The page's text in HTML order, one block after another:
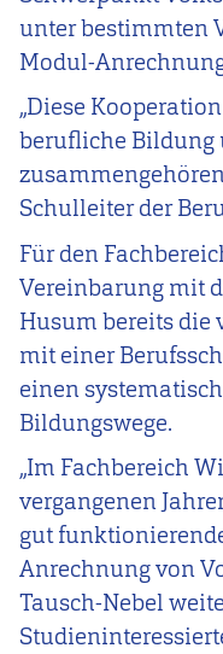
unter bestimmten
Modul-
„Diese
berufliche Bildung
Schulleiter der
Für den
Vereinbarung mit
Husum bereits die
mit einer
einen
Bildungswege.
„Im Fachbereich
vergangenen
gut
Anrechnung von
Tausch-Nebel